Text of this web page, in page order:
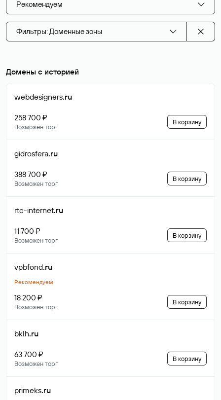
Рекомендуем
Фильтры: Доменные зоны
Домены с историей
webdesigners.ru
258 700 ₽
Возможен торг
В корзину
gidrosfera.ru
388 700 ₽
Возможен торг
В корзину
rtc-internet.ru
11 700 ₽
Возможен торг
В корзину
vpbfond.ru
Рекомендуем
18 200 ₽
Возможен торг
В корзину
bklh.ru
63 700 ₽
Возможен торг
В корзину
primeks.ru